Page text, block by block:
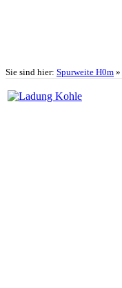
Sie sind hier: Spurweite H0m »